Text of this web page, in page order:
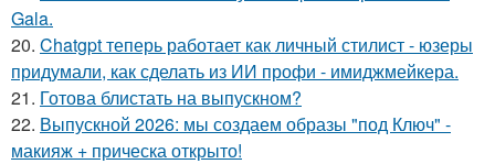
Gala.
20. Chatgpt теперь работает как личный стилист - юзеры
придумали, как сделать из ИИ профи - имиджмейкера.
21. Готова блистать на выпускном?
22. Выпускной 2026: мы создаем образы "под Ключ" -
макияж + прическа открыто!